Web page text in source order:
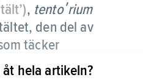
, tentoʹrium
den del av
täcker
hela artikeln?